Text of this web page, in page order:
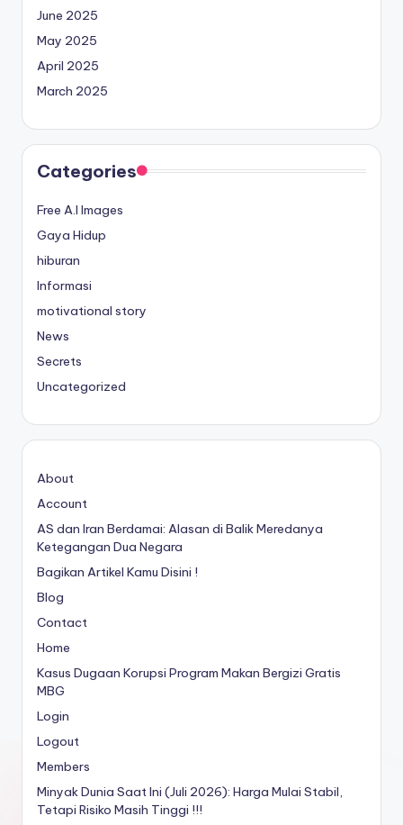
June 2025
May 2025
April 2025
March 2025
Categories
Free A.I Images
Gaya Hidup
hiburan
Informasi
motivational story
News
Secrets
Uncategorized
About
Account
AS dan Iran Berdamai: Alasan di Balik Meredanya
Ketegangan Dua Negara
Bagikan Artikel Kamu Disini !
Blog
Contact
Home
Kasus Dugaan Korupsi Program Makan Bergizi Gratis
MBG
Login
Logout
Members
Minyak Dunia Saat Ini (Juli 2026): Harga Mulai Stabil,
Tetapi Risiko Masih Tinggi !!!